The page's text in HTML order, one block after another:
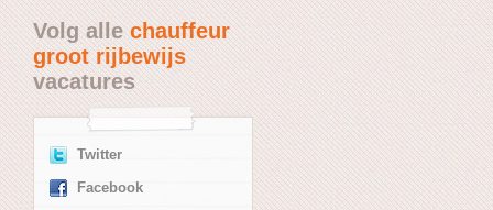
Volg allechauffeur
groot rijbewijs
vacatures
Twitter
Facebook